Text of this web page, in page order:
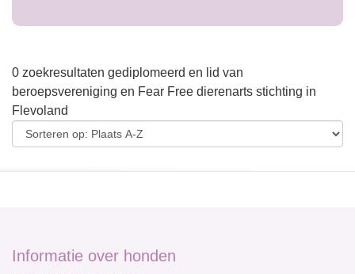
0 zoekresultaten gediplomeerd en lid van
beroepsvereniging en Fear Free dierenarts stichting in
Flevoland
Informatie over honden